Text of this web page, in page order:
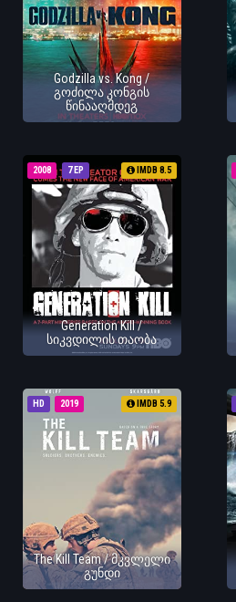
Godzilla vs. Kong /
გოძილა კონგის
წინააღმდეგ
7 EP
2008 IMDB 8.5
Generation Kill /
სიკვდილის თაობა
HD 2019 IMDB 5.9
The Kill Team / მკვლელი
გუნდი